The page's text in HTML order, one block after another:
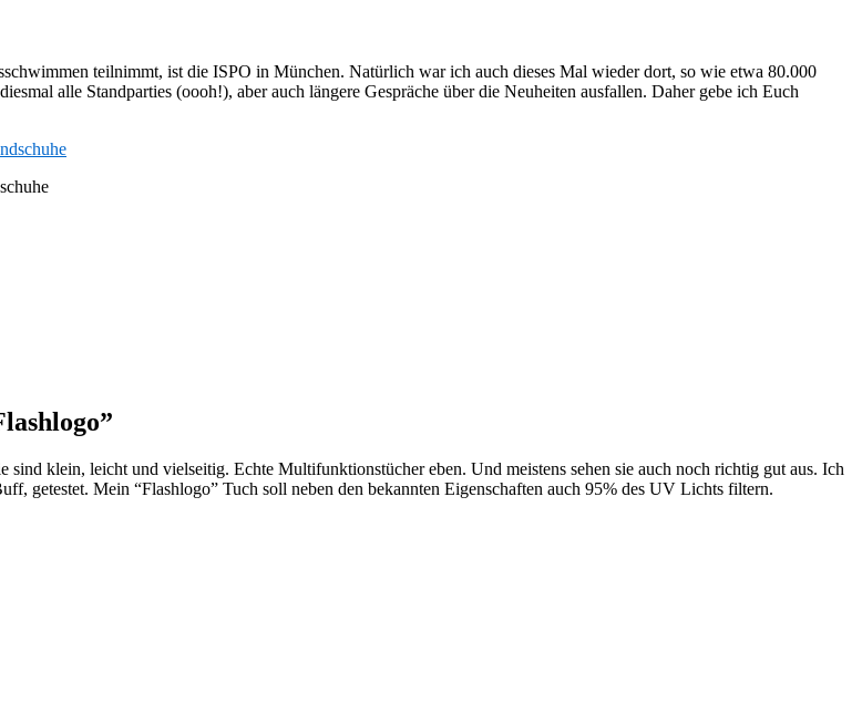
teilnimmt, ist die ISPO in München. Natürlich war ich auch dieses Mal wieder dort, so wie etwa 80.000
alle Standparties (oooh!), aber auch längere Gespräche über die Neuheiten ausfallen. Daher gebe ich Euch
klein, leicht und vielseitig. Echte Multifunktionstücher eben. Und meistens sehen sie auch noch richtig gut aus. Ich
getestet. Mein “Flashlogo” Tuch soll neben den bekannten Eigenschaften auch 95% des UV Lichts filtern.